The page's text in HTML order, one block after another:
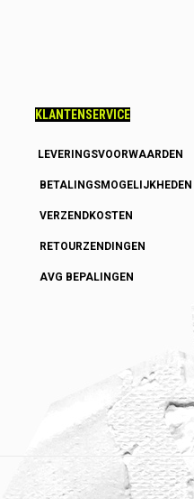
KLANTENSERVICE
LEVERINGSVOORWAARDEN
BETALINGSMOGELIJKHEDEN
VERZENDKOSTEN
RETOURZENDINGEN
AVG BEPALINGEN